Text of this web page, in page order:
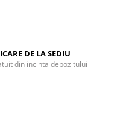
DE LA SEDIU
din incinta depozitului